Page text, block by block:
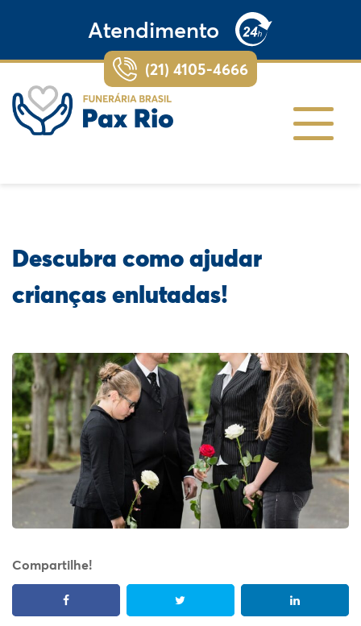
Atendimento
(21) 4105-4666
Descubra como ajudar
crianças enlutadas!
Compartilhe!